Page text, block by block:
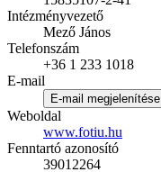
Intézményvezető
Mező János
Telefonszám
+36 1 233 1018
E-mail
E-mail megjelenítése
Weboldal
www.fotiu.hu
Fenntartó azonosító
39012264